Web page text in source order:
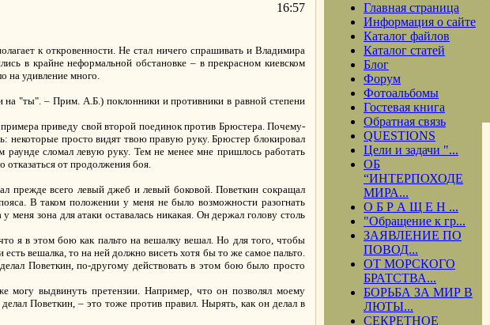
16:57
к откровенности. Не стал ничего спрашивать и Владимира
в крайне неформальной обстановке – в прекрасном киевском
на удивление много.
"ты". – Прим. А.Б.) поклонники и противники в равной степени
приведу свой второй поединок против Брюстера. Почему-
просто видят твою правую руку. Брюстер блокировал
сломал левую руку. Тем не менее мне пришлось работать
отказаться от продолжения боя.
прежде всего левый джеб и левый боковой. Поветкин сокращал
В таком положении у меня не было возможности разогнать
зона для атаки оставалась никакая. Он держал голову столь
я в этом бою как пальто на вешалку вешал. Но для того, чтобы
вешалка, то на ней должно висеть хотя бы то же самое пальто.
Поветкин, по-другому действовать в этом бою было просто
могу выдвинуть претензии. Например, что он позволял моему
Поветкин, – это тоже против правил. Нырять, как он делал в
Главная страница
Информация о сайте
Каталог файлов
Каталог статей
Блог
Форум
Фотоальбомы
Гостевая книга
Обратная связь
QUESTIONS
Цели и задачи "...
ОБ
“ИНТЕРПОХОДЕ
МИРА...
О Б Р А Щ Е Н ...
"Обращение к гр...
ЗАЯВЛЕНИЕ ПО
ПОВОД...
ОТ МОРСКОГО
БРАТСТВА...
БОРЬБА ЗА МИР В
ЛЮТЫ...
СЕКРЕТНОЕ